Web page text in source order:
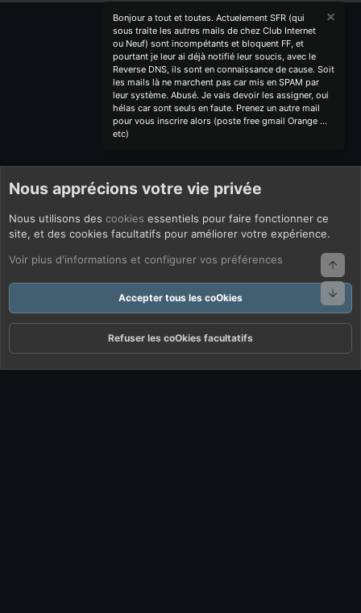
Bonjour a tout et toutes. Actuelement SFR (qui
sous traite les autres mails de chez Club Internet
ou Neuf) sont incompétants et bloquent FF, et
pourtant je leur ai déjà notifié leur soucis, avec le
Reverse DNS, ils sont en connaissance de cause. Soit
les mails là ne marchent pas car mis en SPAM par
leur système. Abusé. Je vais devoir les assigner, oui
hélas car sont seuls en faute. Prenez un autre mail
pour vous inscrire alors (poste free gmail Orange ...
etc)
Nous apprécions votre vie privée
Nous utilisons des cookies essentiels pour faire fonctionner ce
site, et des cookies facultatifs pour améliorer votre expérience.
Voir plus d'informations et configurer vos préférences
Accepter tous les coOkies
Refuser les coOkies facultatifs